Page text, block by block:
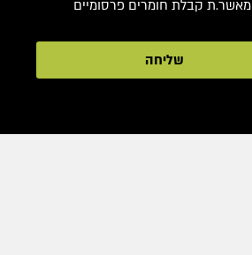
מאשר.ת קבלת חומרים פרסומיים
שליחה